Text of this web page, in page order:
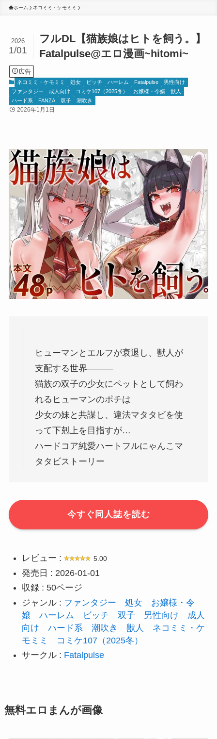
ホーム ネコミミ・ケモミミ
フルDL【猫族娘はヒトを飼う。】
Fatalpulse@エロ漫画~hitomi~
2026
1/01
広告
ネコミミ・ケモミミ 処女 ビッチ ハーレム Fatalpulse
男性向け
ファンタジー
成人向け コミケ107（2025冬） お嬢様・令嬢
獣人
ハード系
FANZA 双子 潮吹き
2026年1月1日
ヒューマンとエルフが衰退し、獣人が
支配する世界―――
猫族の双子の少女にペットとして飼わ
れるヒューマンのポチは
少女の妹と共謀し、違法マタタビを使
って下剋上を目指すが…
ハードコア純愛ハートフルにゃんこマ
タタビストーリー
今すぐ同人誌を読む
レビュー : 5.00
発売日 : 2026-01-01
収録 : 50ページ
ジャンル : ファンタジー 処女
お嬢様・令
嬢
ハーレム ビッチ 双子 男性向け
成人
向け
ハード系 潮吹き 獣人
ネコミミ・ケ
モミミ
コミケ107（2025冬）
サークル : Fatalpulse
無料エロまんが画像